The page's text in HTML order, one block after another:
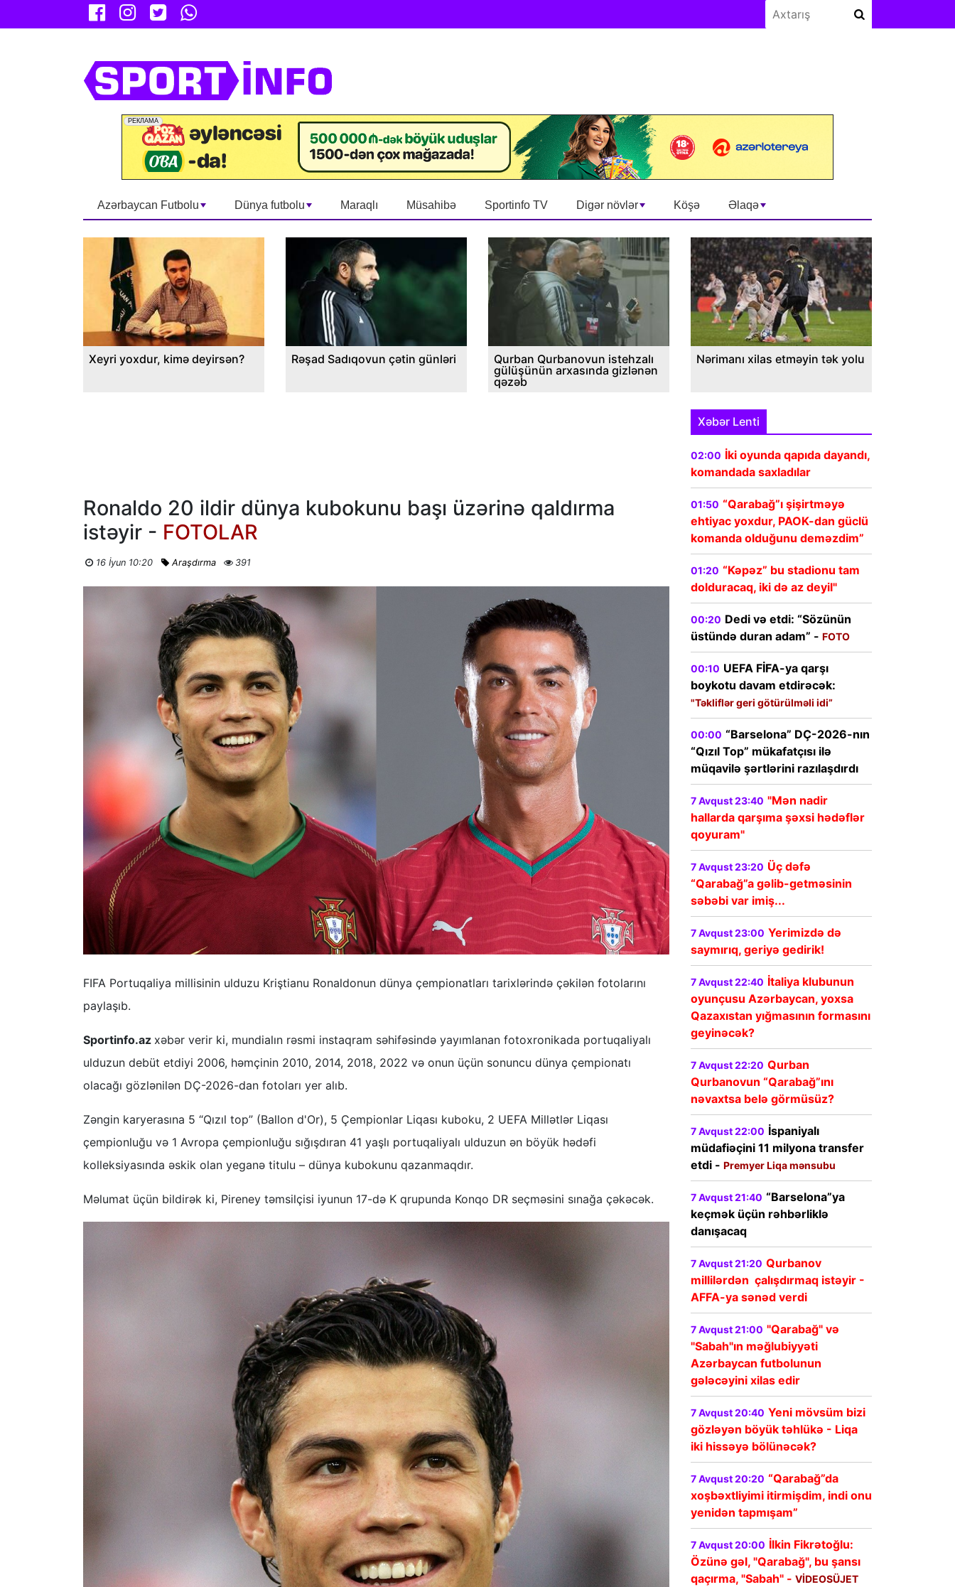
Azərbaycan Futbolu Dünya futbolu Maraqlı Müsahibə Sportinfo TV Digər növlər Köşə Əlaqə
Xeyri yoxdur, kimə deyirsən? Rəşad Sadıqovun çətin günləri
Qurban Qurbanovun istehzalı
gülüşünün arxasında gizlənən
qəzəb
Nərimanı xilas etməyin tək yolu
Ronaldo 20 ildir dünya kubokunu başı üzərinə qaldırma
istəyir - FOTOLAR
16 İyun 10:20 Araşdırma 391
FIFA Portuqaliya millisinin ulduzu Kriştianu Ronaldonun dünya çempionatları tarixlərində çəkilən fotolarını
paylaşıb.
Sportinfo.az xəbər verir ki, mundialın rəsmi instaqram səhifəsində yayımlanan fotoxronikada portuqaliyalı
ulduzun debüt etdiyi 2006, həmçinin 2010, 2014, 2018, 2022 və onun üçün sonuncu dünya çempionatı
olacağı gözlənilən DÇ-2026-dan fotoları yer alıb.
Zəngin karyerasına 5 “Qızıl top” (Ballon d'Or), 5 Çempionlar Liqası kuboku, 2 UEFA Millətlər Liqası
çempionluğu və 1 Avropa çempionluğu sığışdıran 41 yaşlı portuqaliyalı ulduzun ən böyük hədəfi
kolleksiyasında əskik olan yeganə titulu – dünya kubokunu qazanmaqdır.
Məlumat üçün bildirək ki, Pireney təmsilçisi iyunun 17-də K qrupunda Konqo DR seçməsini sınağa çəkəcək.
Xəbər Lenti
02:00 İki oyunda qapıda dayandı,
komandada saxladılar
01:50 “Qarabağ”ı şişirtməyə
ehtiyac yoxdur, PAOK-dan güclü
komanda olduğunu deməzdim”
01:20 “Kəpəz” bu stadionu tam
dolduracaq, iki də az deyil"
00:20 Dedi və etdi: “Sözünün
üstündə duran adam” - FOTO
00:10 UEFA FİFA-ya qarşı
boykotu davam etdirəcək:
"Təkliflər geri götürülməli idi”
00:00 “Barselona” DÇ-2026-nın
“Qızıl Top” mükafatçısı ilə
müqavilə şərtlərini razılaşdırdı
7 Avqust 23:40 "Mən nadir
hallarda qarşıma şəxsi hədəflər
qoyuram"
7 Avqust 23:20 Üç dəfə
“Qarabağ”a gəlib-getməsinin
səbəbi var imiş...
7 Avqust 23:00 Yerimizdə də
saymırıq, geriyə gedirik!
7 Avqust 22:40 İtaliya klubunun
oyunçusu Azərbaycan, yoxsa
Qazaxıstan yığmasının formasını
geyinəcək?
7 Avqust 22:20 Qurban
Qurbanovun “Qarabağ”ını
nəvaxtsa belə görmüsüz?
7 Avqust 22:00 İspaniyalı
müdafiəçini 11 milyona transfer
etdi - Premyer Liqa mənsubu
7 Avqust 21:40 “Barselona”ya
keçmək üçün rəhbərliklə
danışacaq
7 Avqust 21:20 Qurbanov
millilərdən çalışdırmaq istəyir -
AFFA-ya sənəd verdi
7 Avqust 21:00 "Qarabağ" və
"Sabah"ın məğlubiyyəti
Azərbaycan futbolunun
gələcəyini xilas edir
7 Avqust 20:40 Yeni mövsüm bizi
gözləyən böyük təhlükə - Liqa
iki hissəyə bölünəcək?
7 Avqust 20:20 “Qarabağ”da
xoşbəxtliyimi itirmişdim, indi onu
yenidən tapmışam”
7 Avqust 20:00 İlkin Fikrətoğlu:
Özünə gəl, "Qarabağ", bu şansı
qaçırma, "Sabah" - VİDEOSÜJET